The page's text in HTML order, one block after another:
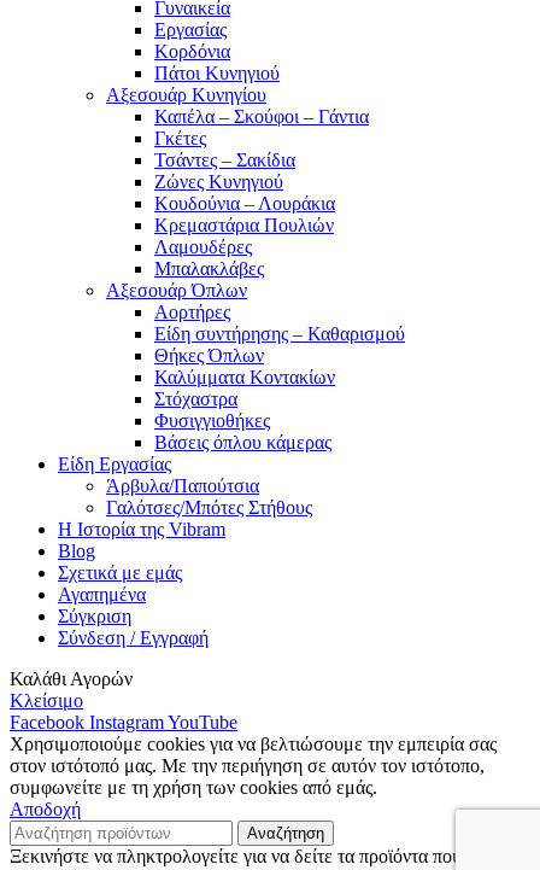
Γυναικεία
Εργασίας
Κορδόνια
Πάτοι Κυνηγιού
Αξεσουάρ Κυνηγίου
Καπέλα – Σκούφοι – Γάντια
Γκέτες
Τσάντες – Σακίδια
Ζώνες Κυνηγιού
Κουδούνια – Λουράκια
Κρεμαστάρια Πουλιών
Λαμουδέρες
Μπαλακλάβες
Αξεσουάρ Όπλων
Αορτήρες
Είδη συντήρησης – Καθαρισμού
Θήκες Όπλων
Καλύμματα Κοντακίων
Στόχαστρα
Φυσιγγιοθήκες
Βάσεις όπλου κάμερας
Είδη Εργασίας
Άρβυλα/Παπούτσια
Γαλότσες/Μπότες Στήθους
Η Ιστορία της Vibram
Blog
Σχετικά με εμάς
Αγαπημένα
Σύγκριση
Σύνδεση / Εγγραφή
Καλάθι Αγορών
Κλείσιμο
Facebook InstagramYouTube
Χρησιμοποιούμε cookies για να βελτιώσουμε την εμπειρία σας
στον ιστότοπό μας. Με την περιήγηση σε αυτόν τον ιστότοπο,
συμφωνείτε με τη χρήση των cookies από εμάς.
Αποδοχή
Αναζήτηση
Ξεκινήστε να πληκτρολογείτε για να δείτε τα προϊόντα που